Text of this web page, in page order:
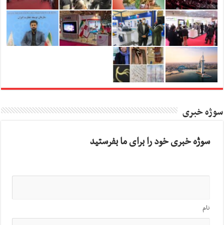
سوژه خبری
سوژه خبری خود را برای ما بفرستید
نام